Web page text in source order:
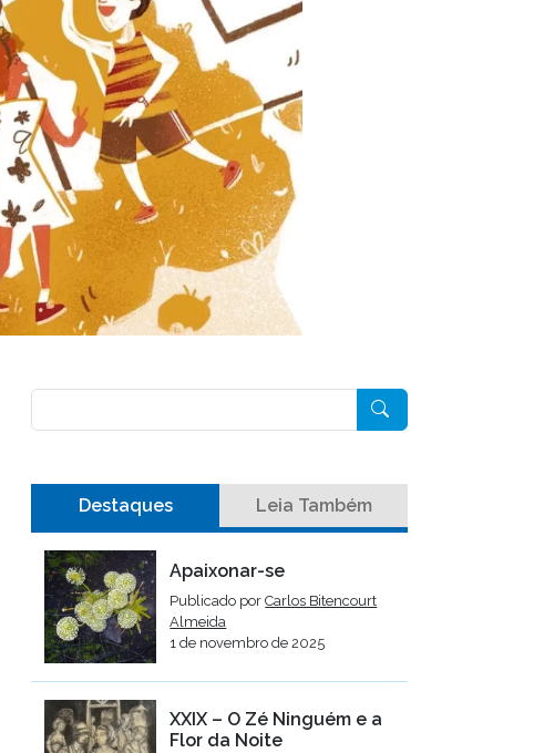
Destaques Leia Também
Apaixonar-se
Publicado porCarlos Bitencourt
Almeida
1 de novembro de 2025
XXIX – O Zé Ninguém e a
Flor da Noite